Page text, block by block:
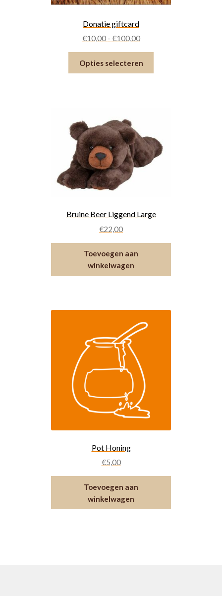
Donatie giftcard
€10,00 - €100,00Prijsklasse:
tot
€100,00
Opties selecteren
kan
gekozen
Bruine Beer Liggend Large
€22,00
Toevoegen aan
winkelwagen
Pot Honing
€5,00
Toevoegen aan
winkelwagen